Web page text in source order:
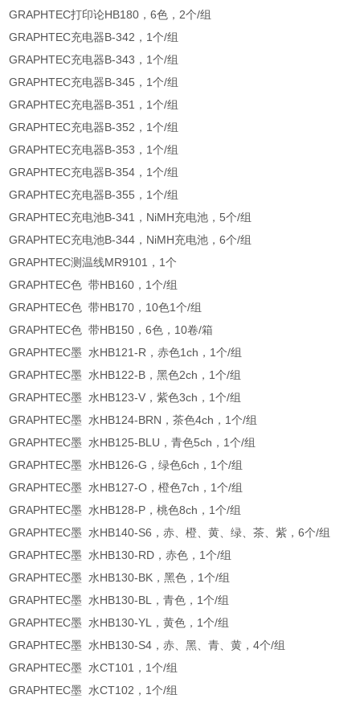
GRAPHTEC打印论HB180，6色，2个/组
GRAPHTEC充电器B-342，1个/组
GRAPHTEC充电器B-343，1个/组
GRAPHTEC充电器B-345，1个/组
GRAPHTEC充电器B-351，1个/组
GRAPHTEC充电器B-352，1个/组
GRAPHTEC充电器B-353，1个/组
GRAPHTEC充电器B-354，1个/组
GRAPHTEC充电器B-355，1个/组
GRAPHTEC充电池B-341，NiMH充电池，5个/组
GRAPHTEC充电池B-344，NiMH充电池，6个/组
GRAPHTEC测温线MR9101，1个
GRAPHTEC色 带HB160，1个/组
GRAPHTEC色 带HB170，10色1个/组
GRAPHTEC色 带HB150，6色，10卷/箱
GRAPHTEC墨 水HB121-R，赤色1ch，1个/组
GRAPHTEC墨 水HB122-B，黑色2ch，1个/组
GRAPHTEC墨 水HB123-V，紫色3ch，1个/组
GRAPHTEC墨 水HB124-BRN，茶色4ch，1个/组
GRAPHTEC墨 水HB125-BLU，青色5ch，1个/组
GRAPHTEC墨 水HB126-G，绿色6ch，1个/组
GRAPHTEC墨 水HB127-O，橙色7ch，1个/组
GRAPHTEC墨 水HB128-P，桃色8ch，1个/组
GRAPHTEC墨 水HB140-S6，赤、橙、黄、绿、茶、紫，6个/组
GRAPHTEC墨 水HB130-RD，赤色，1个/组
GRAPHTEC墨 水HB130-BK，黑色，1个/组
GRAPHTEC墨 水HB130-BL，青色，1个/组
GRAPHTEC墨 水HB130-YL，黄色，1个/组
GRAPHTEC墨 水HB130-S4，赤、黑、青、黄，4个/组
GRAPHTEC墨 水CT101，1个/组
GRAPHTEC墨 水CT102，1个/组